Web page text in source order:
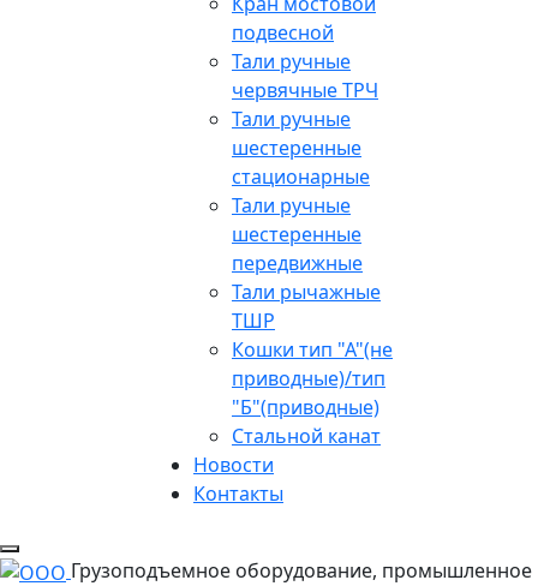
подвесной
Тали ручные
червячные ТРЧ
Тали ручные
шестеренные
стационарные
Тали ручные
шестеренные
передвижные
Тали рычажные
ТШР
Кошки тип "А"(не
приводные)/тип
"Б"(приводные)
Стальной канат
Новости
Контакты
Грузоподъемное оборудование, промышленное